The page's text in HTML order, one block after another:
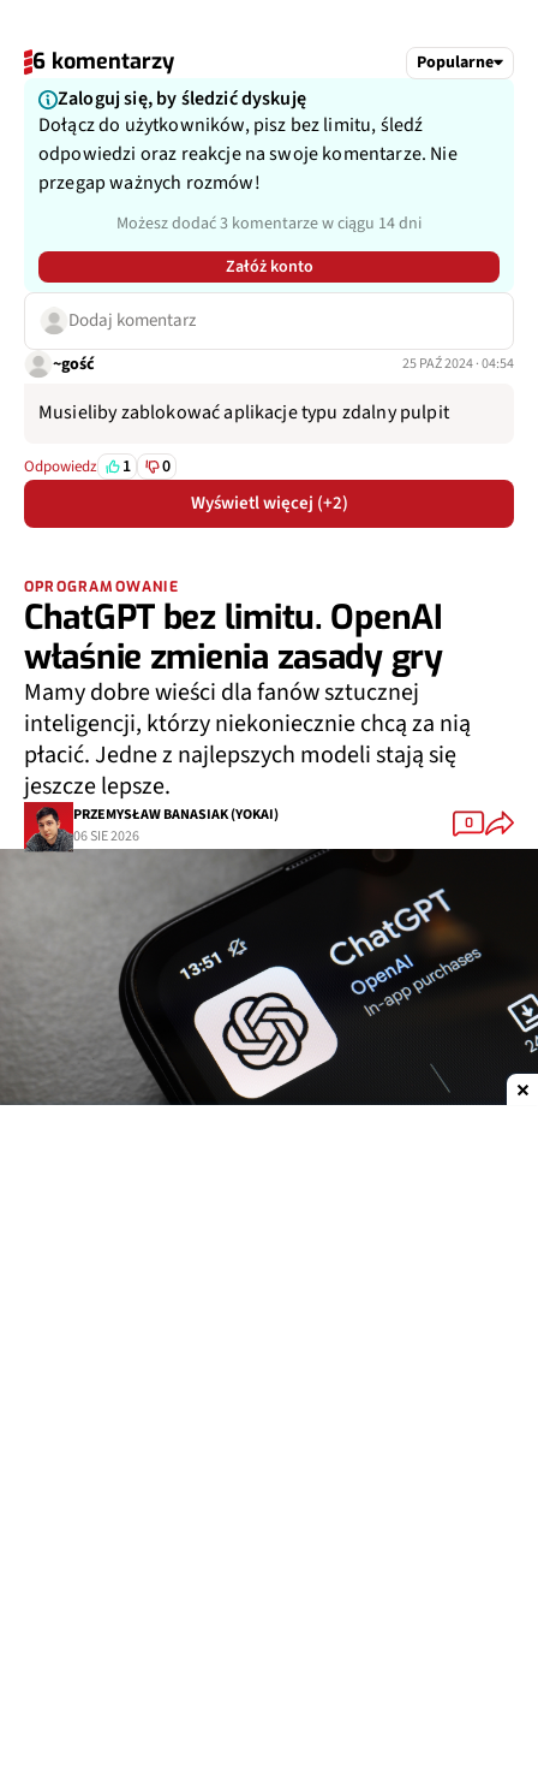
6 komentarzy Popularne
Zaloguj się, by śledzić dyskuję
Dołącz do użytkowników, pisz bez limitu, śledź
odpowiedzi oraz reakcje na swoje komentarze. Nie
przegap ważnych rozmów!
Możesz dodać 3 komentarze w ciągu 14 dni
Załóż konto
Dodaj komentarz
~gość 25 PAŹ 2024 · 04:54
Musieliby zablokować aplikacje typu zdalny pulpit
Odpowiedz 1 0
Wyświetl więcej (+2)
OPROGRAMOWANIE
ChatGPT bez limitu. OpenAI
właśnie zmienia zasady gry
Mamy dobre wieści dla fanów sztucznej
inteligencji, którzy niekoniecznie chcą za nią
płacić. Jedne z najlepszych modeli stają się
jeszcze lepsze.
PRZEMYSŁAW BANASIAK (YOKAI)
06 SIE 2026
0